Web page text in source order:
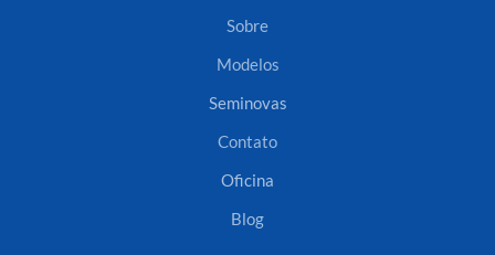
Sobre
Modelos
Seminovas
Contato
Oficina
Blog